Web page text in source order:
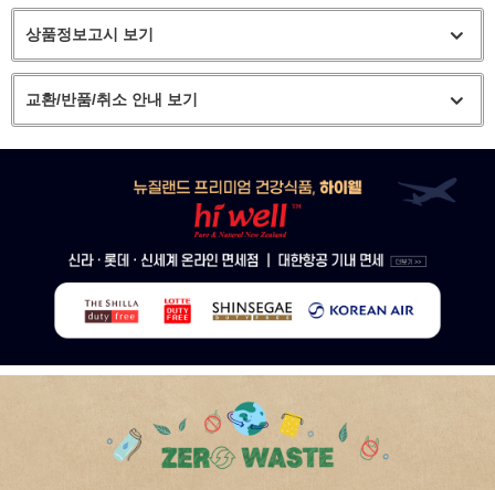
상품정보고시 보기
교환/반품/취소 안내 보기